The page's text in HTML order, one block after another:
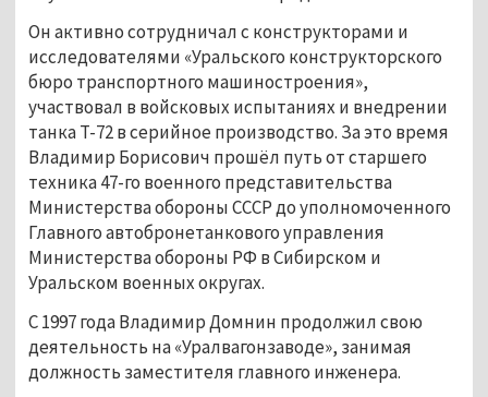
Он активно сотрудничал с конструкторами и
исследователями «Уральского конструкторского
бюро транспортного машиностроения»,
участвовал в войсковых испытаниях и внедрении
танка Т-72 в серийное производство. За это время
Владимир Борисович прошёл путь от старшего
техника 47-го военного представительства
Министерства обороны СССР до уполномоченного
Главного автобронетанкового управления
Министерства обороны РФ в Сибирском и
Уральском военных округах.
С 1997 года Владимир Домнин продолжил свою
деятельность на «Уралвагонзаводе», занимая
должность заместителя главного инженера.